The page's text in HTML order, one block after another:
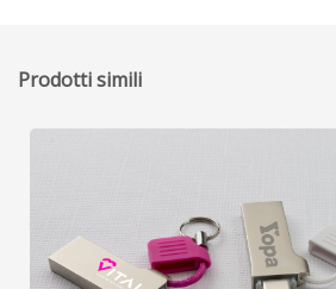
Prodotti simili